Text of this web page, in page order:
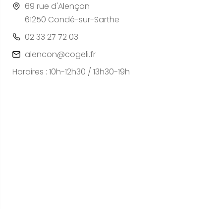
69 rue d'Alençon
61250 Condé-sur-Sarthe
02 33 27 72 03
alencon@cogeli.fr
Horaires : 10h-12h30 / 13h30-19h